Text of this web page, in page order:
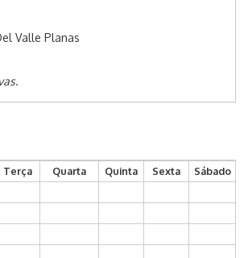
Valle Planas
Terça Quarta Quinta Sexta
Sábado